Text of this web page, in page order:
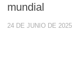
mundial
24 DE JUNIO DE 2025